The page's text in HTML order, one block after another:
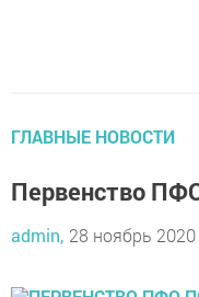
ГЛАВНЫЕ НОВОСТИ
Первенство
admin, 28 ноябрь